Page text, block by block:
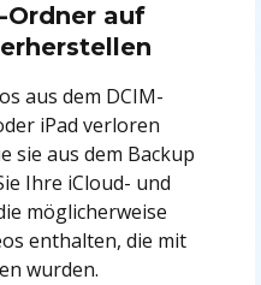
Ordner auf
aus dem DCIM-
iPad verloren
sie aus dem Backup
Ihre iCloud- und
möglicherweise
enthalten, die mit
wurden.